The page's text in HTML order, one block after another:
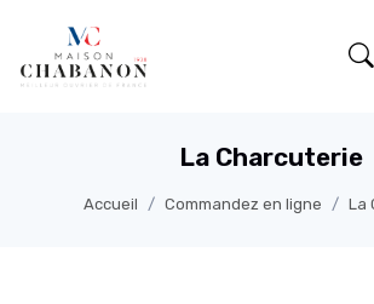
La Charcuterie
Accueil Commandez en ligne La